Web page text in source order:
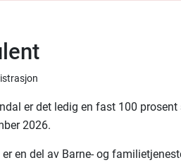
er det ledig en fast 100
2026.
en del av Barne- og